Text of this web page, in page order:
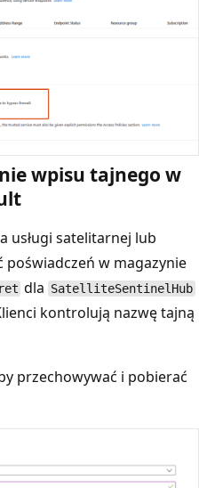
wpisu tajnego w
usługi satelitarnej lub
poświadczeń w magazynie
dla SatelliteSentinelHub
kontrolują nazwę tajną
przechowywać i pobierać